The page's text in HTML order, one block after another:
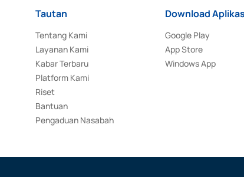
Tautan
Tentang Kami
Layanan Kami
Kabar Terbaru
Platform Kami
Riset
Bantuan
Pengaduan Nasabah
Download
Google Play
App Store
Windows App